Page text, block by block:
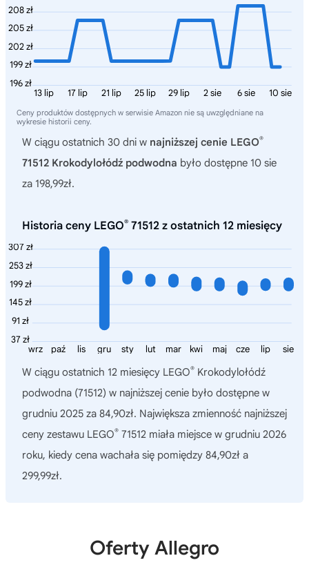
208 zł
205 zł
202 zł
199 zł
196 zł
10 sie
6 sie
2 sie
29 lip
25 lip
21 lip
17 lip
13 lip
Ceny produktów dostępnych w serwisie Amazon nie są uwzględniane na
wykresie historii ceny.
W ciągu ostatnich 30 dni w najniższej cenie LEGO®
71512 Krokodylołódź podwodna było dostępne 10 sie
za 198,99zł.
Historia ceny LEGO® 71512 z ostatnich 12 miesięcy
307 zł
253 zł
199 zł
145 zł
91 zł
37 zł
sie
lip
cze
maj
kwi
mar
lut
sty
gru
lis
paź
wrz
W ciągu ostatnich 12 miesięcy LEGO® Krokodylołódź
podwodna (71512) w najniższej cenie było dostępne w
grudniu 2025 za 84,90zł. Największa zmienność najniższej
ceny zestawu LEGO® 71512 miała miejsce w grudniu 2026
roku, kiedy cena wachała się pomiędzy 84,90zł a
299,99zł.
Oferty Allegro